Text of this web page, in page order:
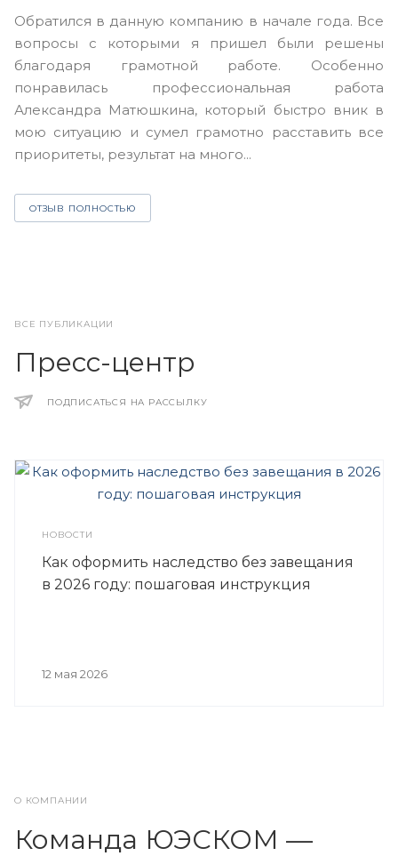
Обратился в данную компанию в начале года. Все
вопросы с которыми я пришел были решены
благодаря грамотной работе. Особенно
понравилась профессиональная работа
Александра Матюшкина, который быстро вник в
мою ситуацию и сумел грамотно расставить все
приоритеты, результат на много...
ОТЗЫВ ПОЛНОСТЬЮ
ВСЕ ПУБЛИКАЦИИ
Пресс-центр
ПОДПИСАТЬСЯ НА РАССЫЛКУ
НОВОСТИ
Как оформить наследство без завещания
в 2026 году: пошаговая инструкция
12 мая 2026
О КОМПАНИИ
Команда ЮЭСКОМ —